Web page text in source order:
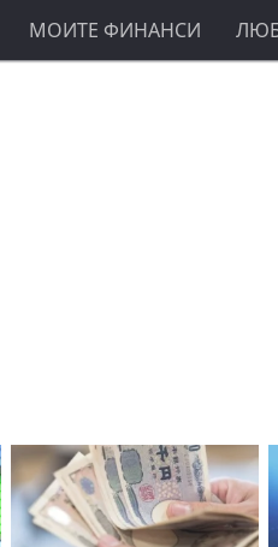
МОИТЕ ФИНАНСИ